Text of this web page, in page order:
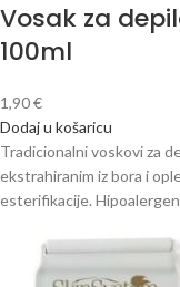
Vosak za
100ml
1,90€
Dodaj u košaricu
Tradicionalni voskovi za
ekstrahiranim iz bora i
esterifikacije.